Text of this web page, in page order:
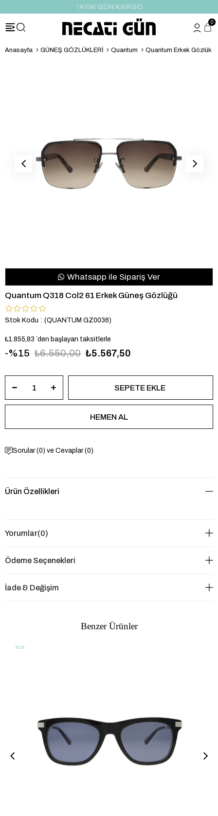
*HEDİYE PAKETİ & NOTU
0
Anasayfa GÜNEŞ GÖZLÜKLERİ Quantum Quantum Erkek Gözlük
Whatsapp ile Sipariş Ver
Quantum Q318 Col2 61 Erkek Güneş Gözlüğü
Stok Kodu (QUANTUM GZ0036)
₺1.855,83 `den başlayan taksitlerle
15 ₺6.550,00 ₺5.567,50
Sorular (0) ve Cevaplar (0)
Ürün Özellikleri
Yorumlar(0)
Ödeme Seçenekleri
İade & Değişim
Benzer Ürünler
%15